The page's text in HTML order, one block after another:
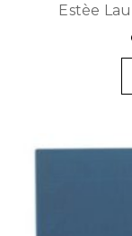
Estèe